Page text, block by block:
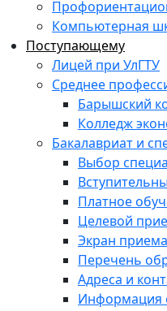
Компьютерная
Поступающему
Лицей при УлГТУ
Среднее
Барышский
Колледж
Бакалавриат и
Выбор
Платное
Целевой
Экран
Перечень
Адреса и
Информация